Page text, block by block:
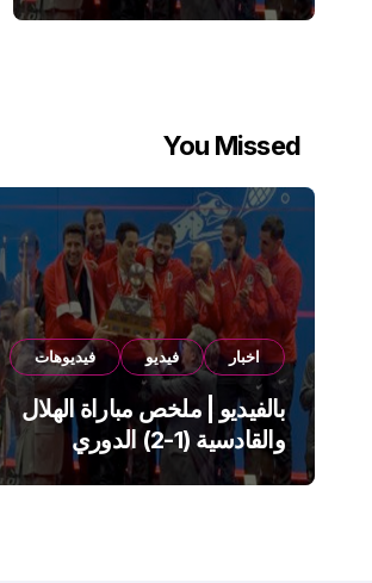
You Missed
اخبار فيديو فيديوهات
بالفيديو | ملخص مباراة الهلال
والقادسية (1-2) الدوري
السعودي